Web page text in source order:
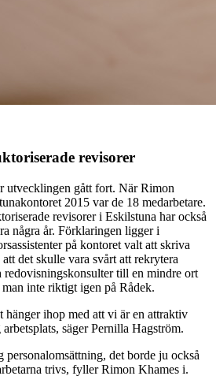
revisorer
utvecklingen gått fort. När Rimon
2015 var de 18 medarbetare.
revisorer i Eskilstuna har också
några år. Förklaringen ligger i
på kontoret valt att skriva
det skulle vara svårt att rekrytera
till en mindre ort
inte riktigt igen på Rådek.
ihop med att vi är en attraktiv
säger Pernilla Hagström.
personalomsättning, det borde ju också
trivs, fyller Rimon Khames i.